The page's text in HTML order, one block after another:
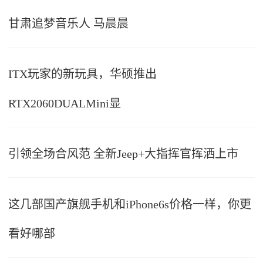
甘肃追梦音乐人 马晨晨
ITX玩家的新玩具，华硕推出
RTX2060DUALMini显
引领全场合风范 全新Jeep+大指挥官挥洒上市
这几部国产旗舰手机和iPhone6s价格一样，你更
看好哪部